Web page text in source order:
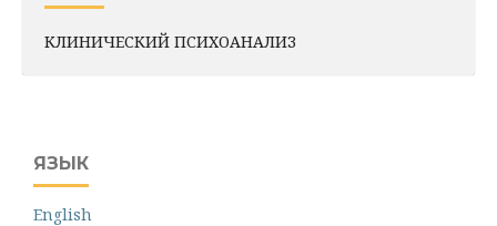
КЛИНИЧЕСКИЙ ПСИХОАНАЛИЗ
ЯЗЫК
English